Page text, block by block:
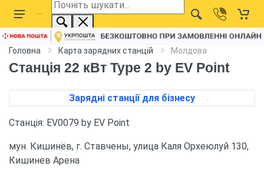
Головна Карта зарядних станцій Молдова
Станція 22 кВт Type 2 by EV Point
Зарядні станції для бізнесу
Станція: EV0079 by EV Point
мун. Кишинёв, г. Ставчены, улица Каля Орхеюлуй 130,
Кишинев Арена